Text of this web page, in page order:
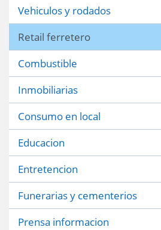
Vehiculos y rodados
Retail ferretero
Combustible
Inmobiliarias
Consumo en local
Educacion
Entretencion
Funerarias y cementerios
Prensa informacion